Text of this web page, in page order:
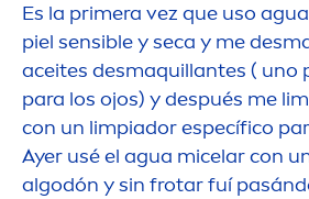
Es la primera vez que uso
piel sensible y seca y me
aceites desmaquillantes ( uno
para los ojos) y después me
con un limpiador específico
Ayer usé el agua micelar con
algodón y sin frotar fuí